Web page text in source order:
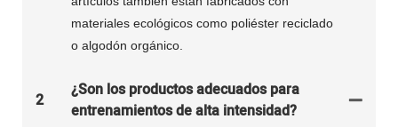
materiales ecológicos como poliéster reciclado
o algodón orgánico.
2
¿Son los productos adecuados para
entrenamientos de alta intensidad?